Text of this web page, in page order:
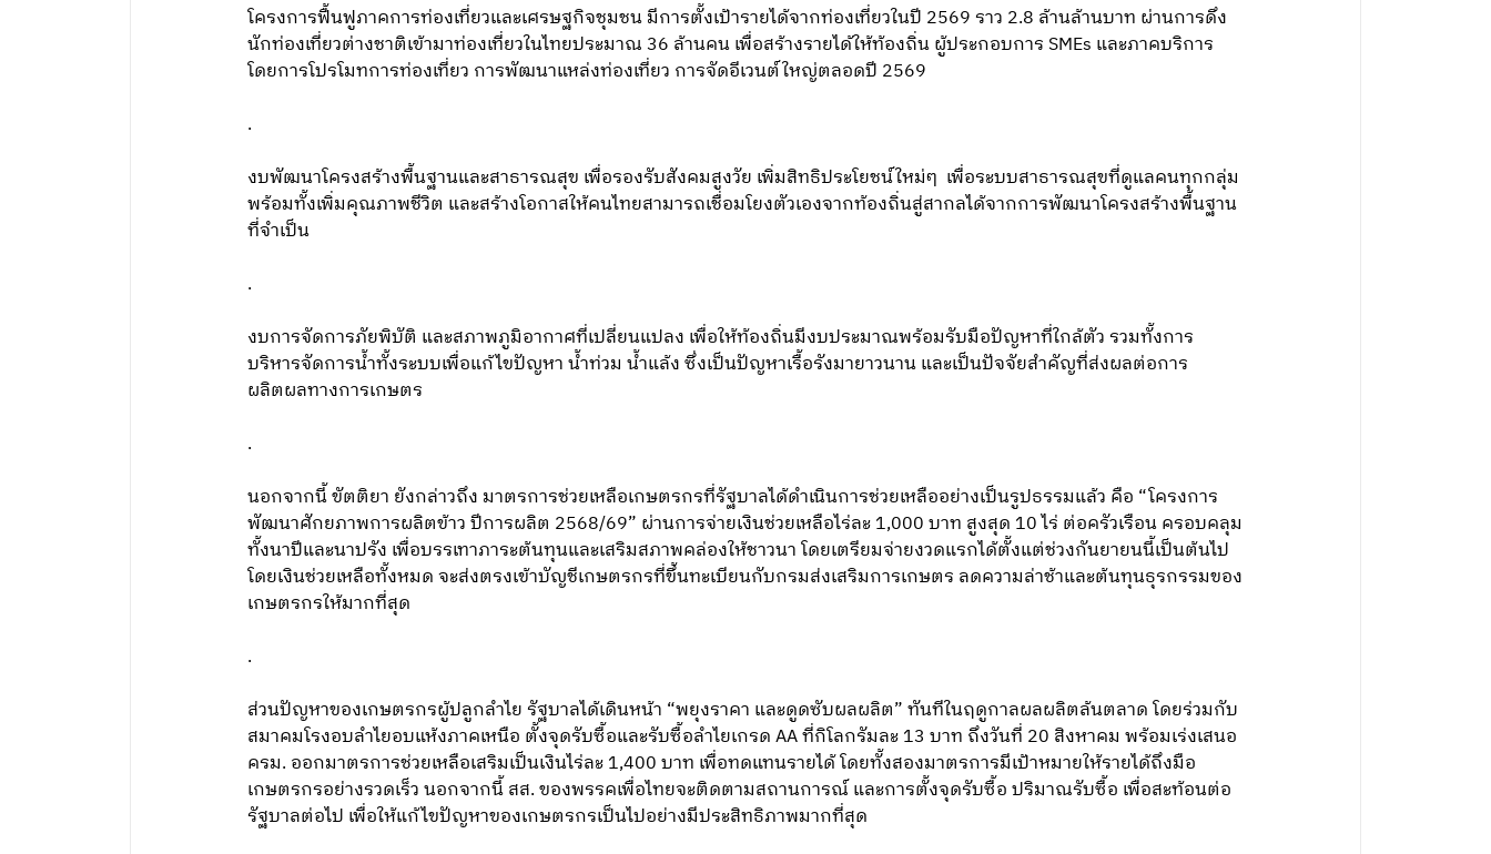
โครงการฟื้นฟูภาคการท่องเที่ยวและเศรษฐกิจชุมชน มีการตั้งเป้ารายได้จากท่องเที่ยวในปี 2569 ราว 2.8 ล้านล้านบาท ผ่านการดึง
นักท่องเที่ยวต่างชาติเข้ามาท่องเที่ยวในไทยประมาณ 36 ล้านคน เพื่อสร้างรายได้ให้ท้องถิ่น ผู้ประกอบการ SMEs และภาคบริการ
โดยการโปรโมทการท่องเที่ยว การพัฒนาแหล่งท่องเที่ยว การจัดอีเวนต์ใหญ่ตลอดปี 2569
.
งบพัฒนาโครงสร้างพื้นฐานและสาธารณสุข เพื่อรองรับสังคมสูงวัย เพิ่มสิทธิประโยชน์ใหม่ๆ เพื่อระบบสาธารณสุขที่ดูแลคนทุกกลุ่ม
พร้อมทั้งเพิ่มคุณภาพชีวิต และสร้างโอกาสให้คนไทยสามารถเชื่อมโยงตัวเองจากท้องถิ่นสู่สากลได้จากการพัฒนาโครงสร้างพื้นฐาน
ที่จำเป็น
.
งบการจัดการภัยพิบัติ และสภาพภูมิอากาศที่เปลี่ยนแปลง เพื่อให้ท้องถิ่นมีงบประมาณพร้อมรับมือปัญหาที่ใกล้ตัว รวมทั้งการ
บริหารจัดการน้ำทั้งระบบเพื่อแก้ไขปัญหา น้ำท่วม น้ำแล้ง ซึ่งเป็นปัญหาเรื้อรังมายาวนาน และเป็นปัจจัยสำคัญที่ส่งผลต่อการ
ผลิตผลทางการเกษตร
.
นอกจากนี้ ขัตติยา ยังกล่าวถึง มาตรการช่วยเหลือเกษตรกรที่รัฐบาลได้ดำเนินการช่วยเหลืออย่างเป็นรูปธรรมแล้ว คือ “โครงการ
พัฒนาศักยภาพการผลิตข้าว ปีการผลิต 2568/69” ผ่านการจ่ายเงินช่วยเหลือไร่ละ 1,000 บาท สูงสุด 10 ไร่ ต่อครัวเรือน ครอบคลุม
ทั้งนาปีและนาปรัง เพื่อบรรเทาภาระต้นทุนและเสริมสภาพคล่องให้ชาวนา โดยเตรียมจ่ายงวดแรกได้ตั้งแต่ช่วงกันยายนนี้เป็นต้นไป
โดยเงินช่วยเหลือทั้งหมด จะส่งตรงเข้าบัญชีเกษตรกรที่ขึ้นทะเบียนกับกรมส่งเสริมการเกษตร ลดความล่าช้าและต้นทุนธุรกรรมของ
เกษตรกรให้มากที่สุด
.
ส่วนปัญหาของเกษตรกรผู้ปลูกลำไย รัฐบาลได้เดินหน้า “พยุงราคา และดูดซับผลผลิต” ทันทีในฤดูกาลผลผลิตล้นตลาด โดยร่วมกับ
สมาคมโรงอบลำไยอบแห้งภาคเหนือ ตั้งจุดรับซื้อและรับซื้อลำไยเกรด AA ที่กิโลกรัมละ 13 บาท ถึงวันที่ 20 สิงหาคม พร้อมเร่งเสนอ
ครม. ออกมาตรการช่วยเหลือเสริมเป็นเงินไร่ละ 1,400 บาท เพื่อทดแทนรายได้ โดยทั้งสองมาตรการมีเป้าหมายให้รายได้ถึงมือ
เกษตรกรอย่างรวดเร็ว นอกจากนี้ สส. ของพรรคเพื่อไทยจะติดตามสถานการณ์ และการตั้งจุดรับซื้อ ปริมาณรับซื้อ เพื่อสะท้อนต่อ
รัฐบาลต่อไป เพื่อให้แก้ไขปัญหาของเกษตรกรเป็นไปอย่างมีประสิทธิภาพมากที่สุด